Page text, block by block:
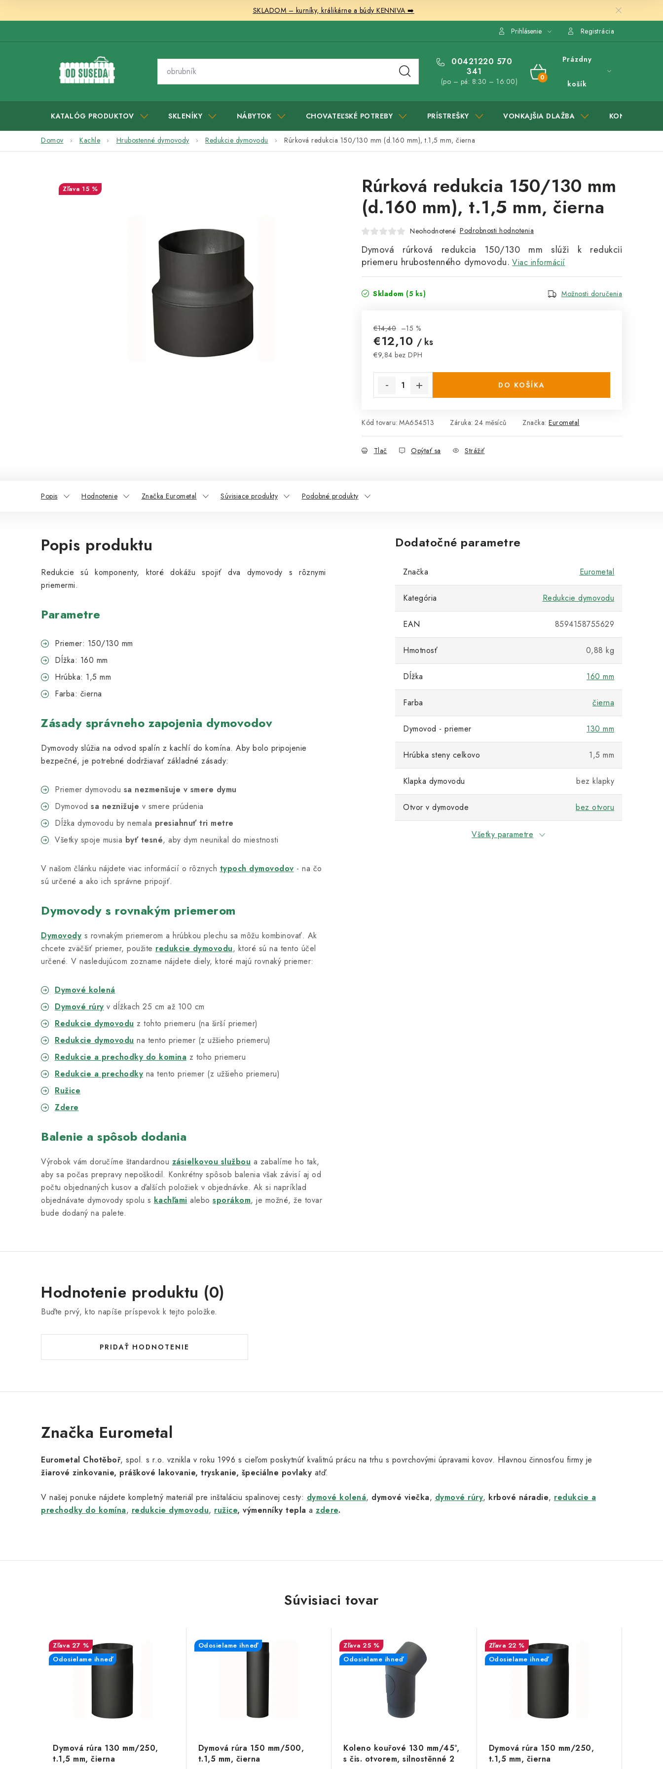
SKLADOM – kurníky, králikárne a búdy KENNIVA ➡️
Prihlásenie Registrácia
00421220 570
341
(po – pá: 8:30 – 16:00)
NÁKUPNÝ
Prázdny
košík
KATALÓG PRODUKTOV SKLENÍKY NÁBYTOK CHOVATEĽSKÉ POTREBY PRÍSTREŠKY VONKAJŠIA DLAŽBA KONTAKTY
Domov Kachle Hrubostenné dymovody Redukcie dymovodu Rúrková redukcia 150/130 mm (d.160 mm), t.1,5 mm, čierna
Rúrková redukcia 150/130 mm
(d.160 mm), t.1,5 mm, čierna
Neohodnotené Podrobnosti hodnotenia
Dymová rúrková redukcia 150/130 mm slúži k redukcii
priemeru hrubostenného dymovodu. Viac informácií
Skladom (5 ks) Možnosti doručenia
€14,40 –15 %
€12,10 / ks
€9,84 bez DPH
DO KOŠÍKA
Kód tovaru: MA654513 Záruka: 24 měsíců Značka: Eurometal
Tlač Opýtať sa Strážiť
15 %
Popis Hodnotenie Značka Eurometal Súvisiace produkty Podobné produkty
Popis produktu
Redukcie sú komponenty, ktoré dokážu spojiť dva dymovody s rôznymi
priemermi.
Parametre
Priemer: 150/130 mm
Dĺžka: 160 mm
Hrúbka: 1,5 mm
Farba: čierna
Zásady správneho zapojenia dymovodov
Dymovody slúžia na odvod spalín z kachlí do komína. Aby bolo pripojenie
bezpečné, je potrebné dodržiavať základné zásady:
Priemer dymovodu sa nezmenšuje v smere dymu
Dymovod sa neznižuje v smere prúdenia
Dĺžka dymovodu by nemala presiahnuť tri metre
Všetky spoje musia byť tesné, aby dym neunikal do miestnosti
V našom článku nájdete viac informácií o rôznych typoch dymovodov - na čo
sú určené a ako ich správne pripojiť.
Dymovody s rovnakým priemerom
Dymovody s rovnakým priemerom a hrúbkou plechu sa môžu kombinovať. Ak
chcete zväčšiť priemer, použite redukcie dymovodu, ktoré sú na tento účel
určené. V nasledujúcom zozname nájdete diely, ktoré majú rovnaký priemer:
Dymové kolená
Dymové rúry v dĺžkach 25 cm až 100 cm
Redukcie dymovodu z tohto priemeru (na širší priemer)
Redukcie dymovodu na tento priemer (z užšieho priemeru)
Redukcie a prechodky do komina z toho priemeru
Redukcie a prechodky na tento priemer (z užšieho priemeru)
Ružice
Zdere
Balenie a spôsob dodania
Výrobok vám doručíme štandardnou zásielkovou službou a zabalíme ho tak,
aby sa počas prepravy nepoškodil. Konkrétny spôsob balenia však závisí aj od
počtu objednaných kusov a ďalších položiek v objednávke. Ak si napríklad
objednávate dymovody spolu s kachľami alebo sporákom, je možné, že tovar
bude dodaný na palete.
Dodatočné parametre
Značka Eurometal
Kategória Redukcie dymovodu
EAN 8594158755629
Hmotnosť 0,88 kg
Dĺžka 160 mm
Farba čierna
Dymovod - priemer 130 mm
Hrúbka steny celkovo 1,5 mm
Klapka dymovodu bez klapky
Otvor v dymovode bez otvoru
Všetky parametre
Hodnotenie produktu (0)
Buďte prvý, kto napíše príspevok k tejto položke.
PRIDAŤ HODNOTENIE
Značka Eurometal
Eurometal Chotěboř, spol. s r.o. vznikla v roku 1996 s cieľom poskytnúť kvalitnú prácu na trhu s povrchovými úpravami kovov. Hlavnou činnosťou firmy je
žiarové zinkovanie, práškové lakovanie, tryskanie, špeciálne povlaky atď.
V našej ponuke nájdete kompletný materiál pre inštaláciu spalinovej cesty: dymové kolená, dymové viečka, dymové rúry, krbové náradie, redukcie a
prechodky do komína, redukcie dymovodu, ružice, výmenníky tepla a zdere.
Súvisiaci tovar
Dymová rúra 130 mm/250,
t.1,5 mm, čierna
27 %
Odosielame ihneď
Dymová rúra 150 mm/500,
t.1,5 mm, čierna
Odosielame ihneď
Koleno kouřové 130 mm/45°,
s čis. otvorem, silnostěnné 2
25 %
Odosielame ihneď
Dymová rúra 150 mm/250,
t.1,5 mm, čierna
22 %
Odosielame ihneď